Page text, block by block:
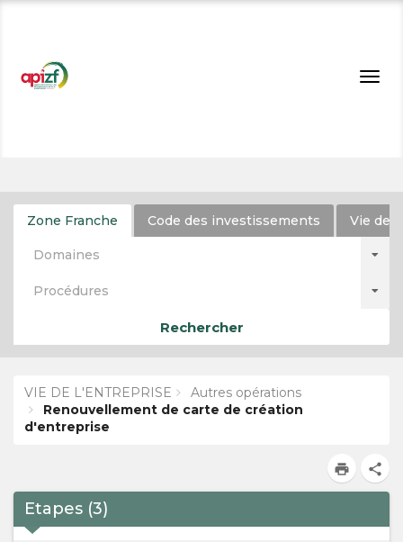
Zone Franche Code des investissements Vie de
Domaines
Procédures
Rechercher
VIE DE L'ENTREPRISE
Autres opérations
Renouvellement de carte de création
d'entreprise
print share
Etapes (3)